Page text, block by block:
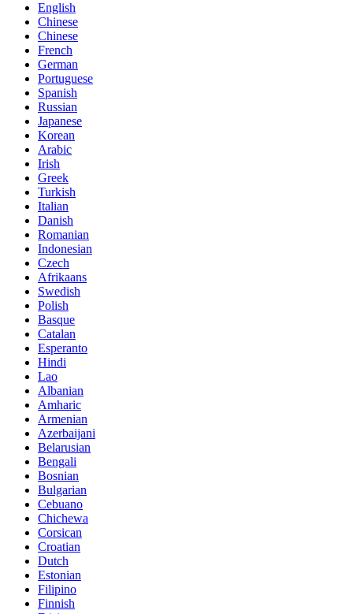
English
Chinese
Chinese
French
German
Portuguese
Spanish
Russian
Japanese
Korean
Arabic
Irish
Greek
Turkish
Italian
Danish
Romanian
Indonesian
Czech
Afrikaans
Swedish
Polish
Basque
Catalan
Esperanto
Hindi
Lao
Albanian
Amharic
Armenian
Azerbaijani
Belarusian
Bengali
Bosnian
Bulgarian
Cebuano
Chichewa
Corsican
Croatian
Dutch
Estonian
Filipino
Finnish